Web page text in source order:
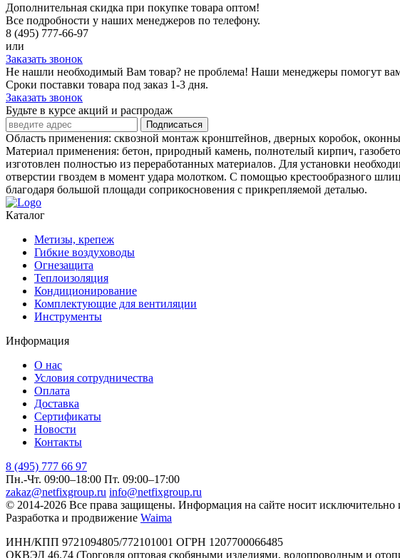
Дополнительная скидка при покупке товара оптом!
Все подробности у наших менеджеров по телефону.
8 (495) 777-66-97
или
Заказать звонок
Не нашли необходимый Вам товар? не проблема! Наши менеджеры помогут
Сроки поставки товара под заказ 1-3 дня.
Заказать звонок
Будьте в курсе акций и распродаж
Подписаться
Область применения: сквозной монтаж кронштейнов, дверных коробок,
Материал применения: бетон, природный камень, полнотелый кирпич,
изготовлен полностью из переработанных материалов. Для установки
отверстии гвоздем в момент удара молотком. С помощью крестообразного
благодаря большой площади соприкосновения с прикрепляемой деталью.
Каталог
Метизы, крепеж
Гибкие воздуховоды
Огнезащита
Теплоизоляция
Кондиционирование
Комплектующие для вентиляции
Инструменты
Информация
О нас
Условия сотрудничества
Оплата
Доставка
Сертификаты
Новости
Контакты
8 (495) 777 66 97
Пн.-Чт. 09:00–18:00 Пт. 09:00–17:00
zakaz@netfixgroup.ru info@netfixgroup.ru
© 2014-2026 Все права защищены. Информация на сайте носит
Разработка и продвижение Waima
ИНН/КПП 9721094805/772101001 ОГРН 1207700066485
ОКВЭД 46.74 (Торговля оптовая скобяными изделиями, водопроводным и